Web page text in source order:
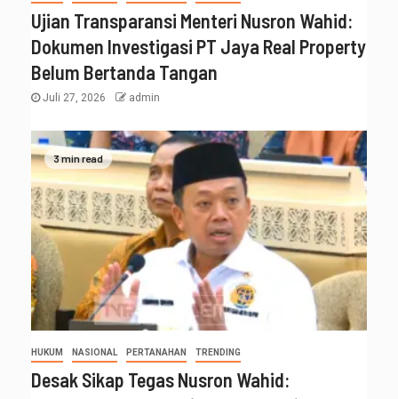
Ujian Transparansi Menteri Nusron Wahid:
Dokumen Investigasi PT Jaya Real Property
Belum Bertanda Tangan
Juli 27, 2026 admin
3 min read
HUKUM NASIONAL PERTANAHAN TRENDING
Desak Sikap Tegas Nusron Wahid: